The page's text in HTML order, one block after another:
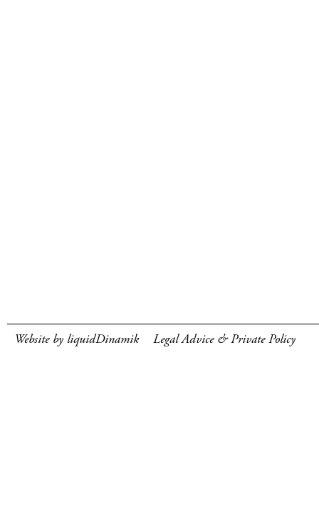
Website by liquidDinamik Legal Advice & Private Policy